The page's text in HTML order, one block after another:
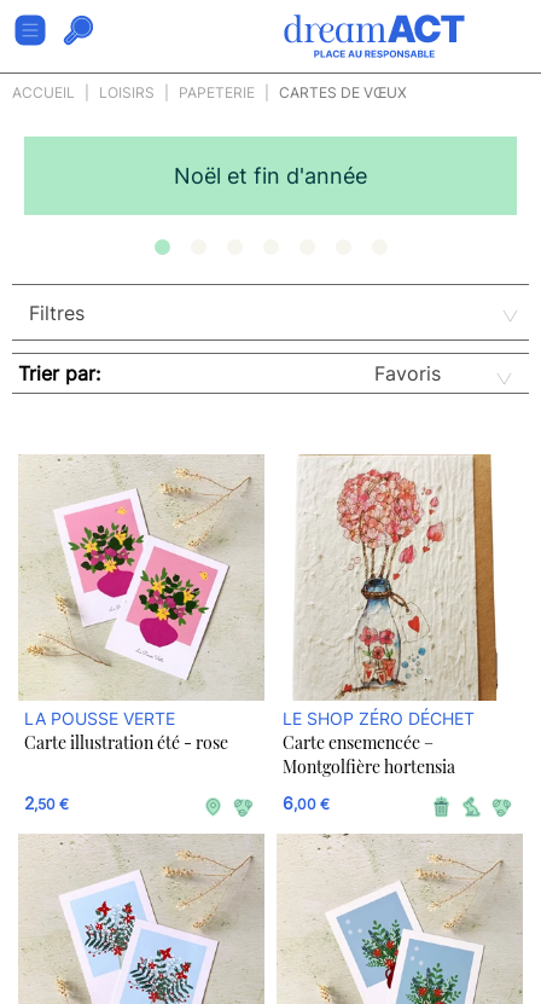
ACCUEIL LOISIRS PAPETERIE CARTES DE VŒUX
Noël et fin d'année
Trier par:
LA POUSSE VERTE
Carte illustration été - rose
2,50 €
LE SHOP ZÉRO DÉCHET
Carte ensemencée –
Montgolfière hortensia
6,00 €